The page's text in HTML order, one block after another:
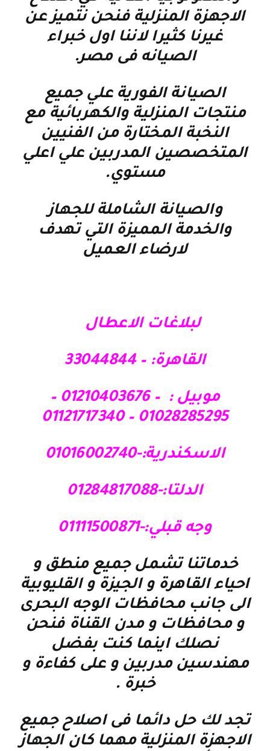
الاجهزة المنزلية فنحن نتميز عن
غيرنا كثيرا لاننا اول خبراء
الصيانه فى مصر.
الصيانة الفورية علي جميع
منتجات المنزلية والكهربائية مع
النخبة المختارة من الفنيين
المتخصصين المدربين علي اعلي
مستوي.
والصيانة الشاملة للجهاز
والخدمة المميزة التي تهدف
لارضاء العميل
لبلاغات الاعطال
القاهرة: – 33044844
موبيل : – 01210403676 –
01028285295 – 01121717340
الاسكندرية:-01016002740
الدلتا:-01284817088
وجه قبلي:-01111500871
خدماتنا تشمل جميع منطق و
احياء القاهرة و الجيزة و القليوبية
الى جانب محافظات الوجه البحرى
و محافظات و مدن القناة فنحن
نصلك اينما كنت بفضل
مهندسين مدربين و على كفاءة و
خبرة .
تجد لك حل دائما فى اصلاح جميع
الاجهزة المنزلية مهما كان الجهاز